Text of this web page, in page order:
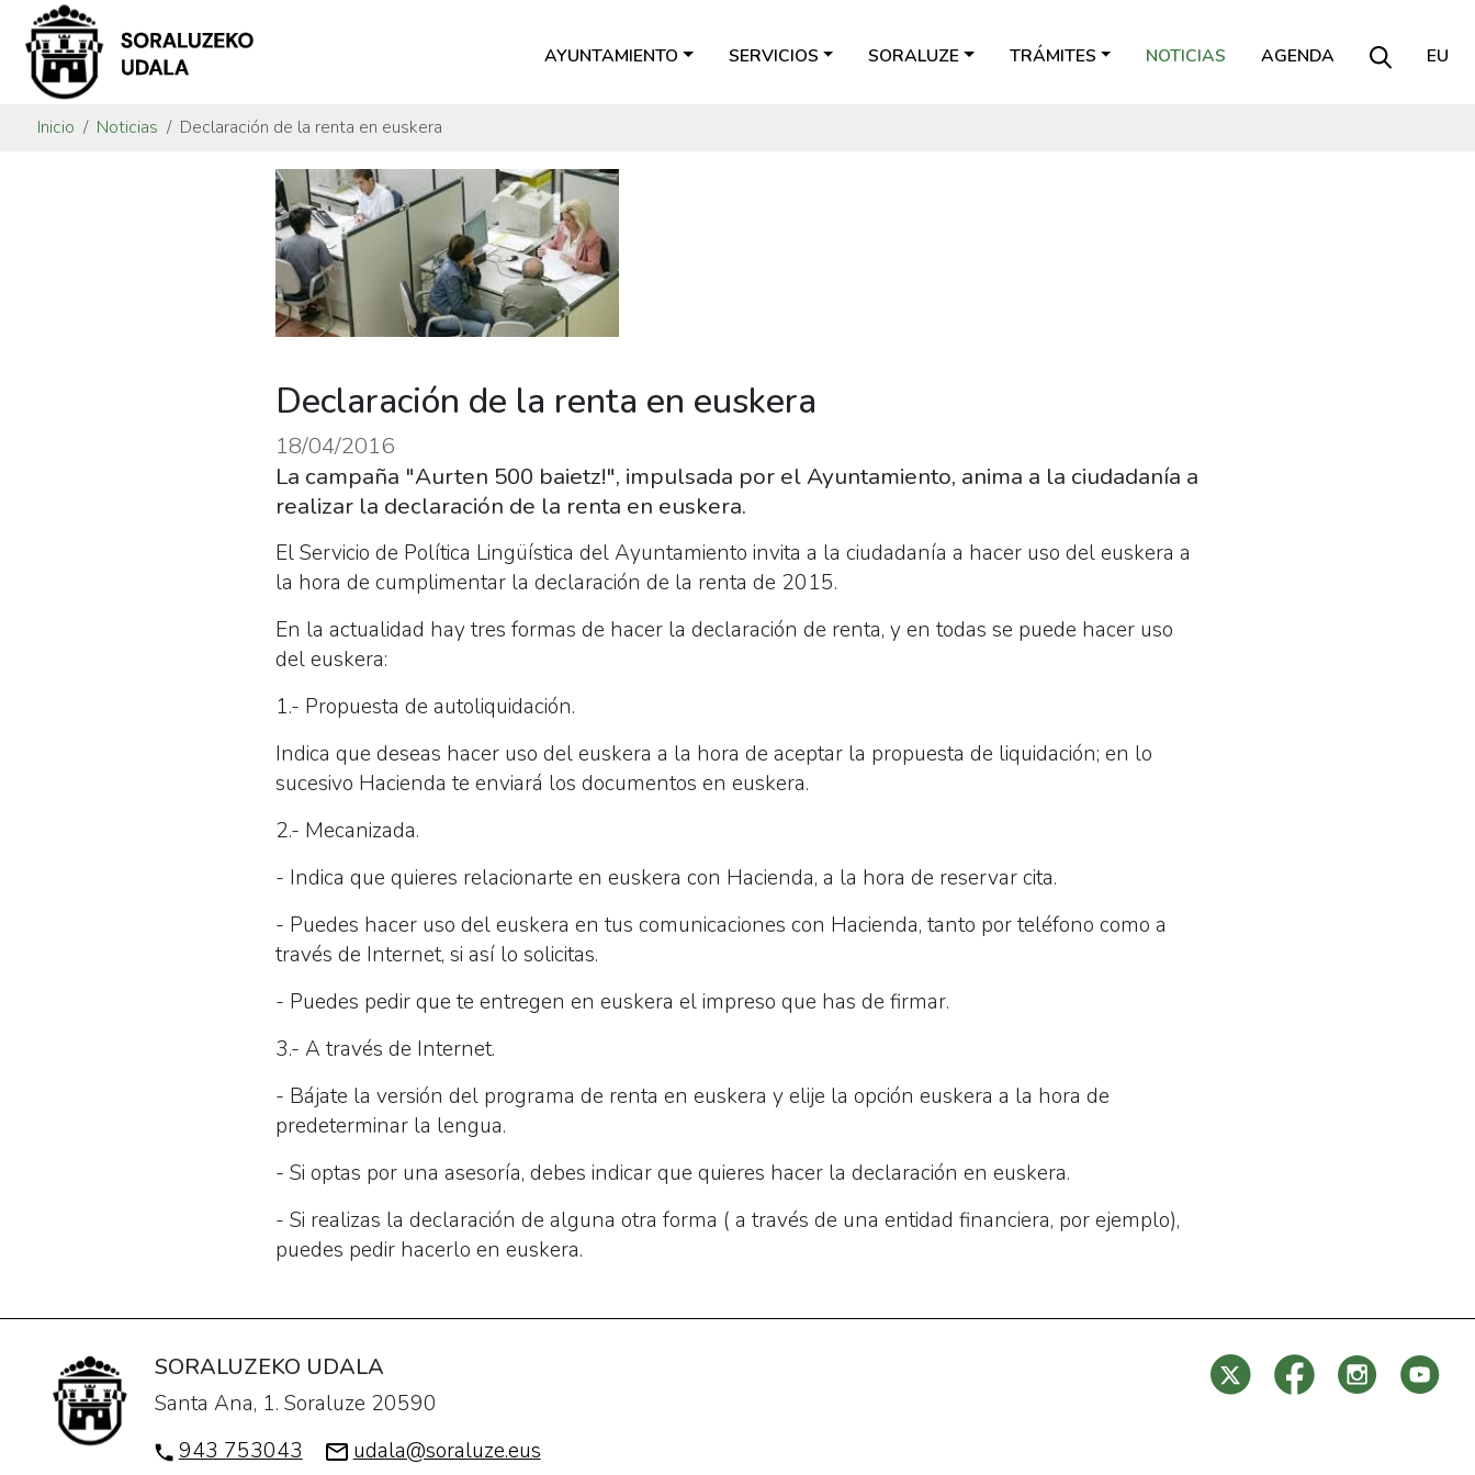
AYUNTAMIENTO SERVICIOS SORALUZE TRÁMITES NOTICIAS AGENDA EU
Inicio Noticias Declaración de la renta en euskera
Declaración de la renta en euskera
18/04/2016
La campaña "Aurten 500 baietz!", impulsada por el Ayuntamiento, anima a la ciudadanía a
realizar la declaración de la renta en euskera.
El Servicio de Política Lingüística del Ayuntamiento invita a la ciudadanía a hacer uso del euskera a
la hora de cumplimentar la declaración de la renta de 2015.
En la actualidad hay tres formas de hacer la declaración de renta, y en todas se puede hacer uso
del euskera:
1.- Propuesta de autoliquidación.
Indica que deseas hacer uso del euskera a la hora de aceptar la propuesta de liquidación; en lo
sucesivo Hacienda te enviará los documentos en euskera.
2.- Mecanizada.
- Indica que quieres relacionarte en euskera con Hacienda, a la hora de reservar cita.
- Puedes hacer uso del euskera en tus comunicaciones con Hacienda, tanto por teléfono como a
través de Internet, si así lo solicitas.
- Puedes pedir que te entregen en euskera el impreso que has de firmar.
3.- A través de Internet.
- Bájate la versión del programa de renta en euskera y elije la opción euskera a la hora de
predeterminar la lengua.
- Si optas por una asesoría, debes indicar que quieres hacer la declaración en euskera.
- Si realizas la declaración de alguna otra forma ( a través de una entidad financiera, por ejemplo),
puedes pedir hacerlo en euskera.
SORALUZEKO UDALA
Santa Ana, 1. Soraluze 20590
943 753043
udala@soraluze.eus